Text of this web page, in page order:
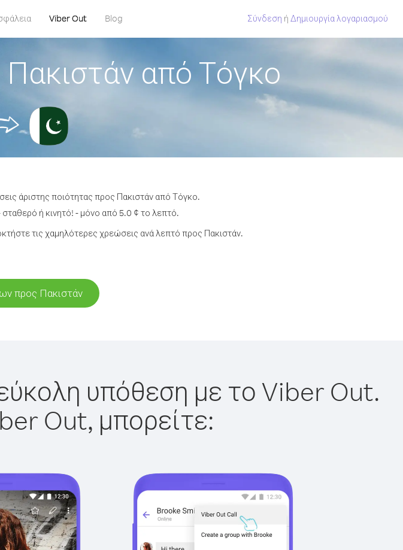
Viber Out Blog Σύνδεση ή Δημιουργία λογαριασμού
από Τόγκο
άριστης ποιότητας προς Πακιστάν από Τόγκο.
ή κινητό! - μόνο από 5.0 ¢ το λεπτό.
τις χαμηλότερες χρεώσεις ανά λεπτό προς Πακιστάν.
προς Πακιστάν
υπόθεση με το Viber Out.
Out, μπορείτε: